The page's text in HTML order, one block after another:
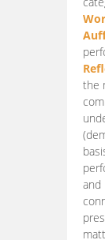
the
and